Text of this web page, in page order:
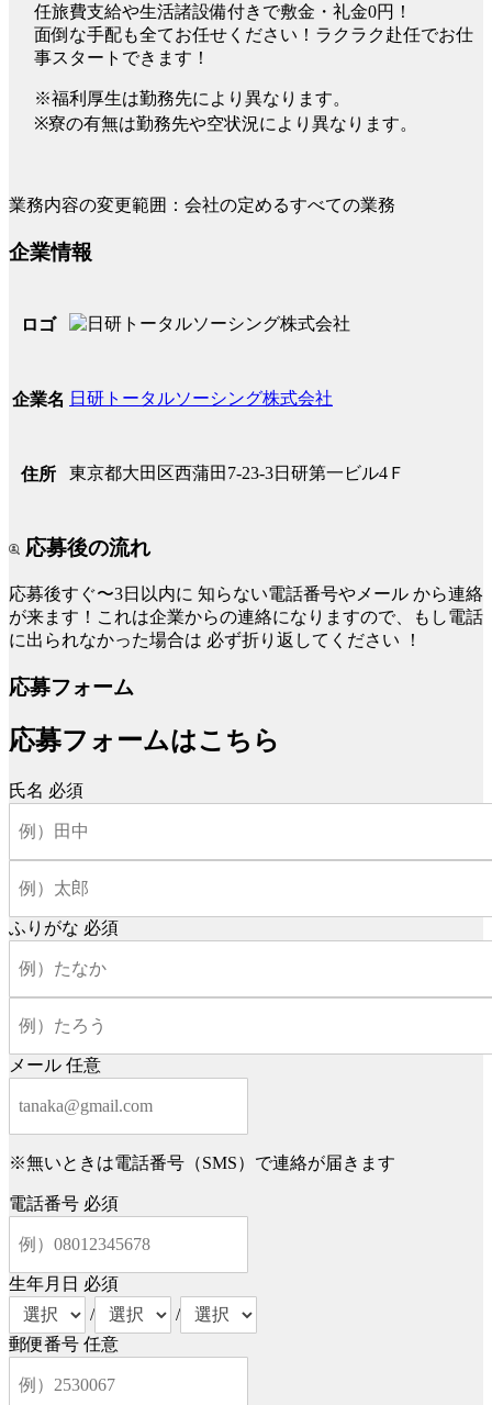
任旅費支給や生活諸設備付きで敷金・礼金0円！
面倒な手配も全てお任せください！ラクラク赴任でお仕
事スタートできます！
※福利厚生は勤務先により異なります。
※寮の有無は勤務先や空状況により異なります。
業務内容の変更範囲：会社の定めるすべての業務
企業情報
ロゴ
企業名 日研トータルソーシング株式会社
住所 東京都大田区西蒲田7-23-3日研第一ビル4Ｆ
応募後の流れ
応募後すぐ〜3日以内に 知らない電話番号やメール から連絡
が来ます！これは企業からの連絡になりますので、もし電話
に出られなかった場合は 必ず折り返してください ！
応募フォーム
応募フォームはこちら
氏名 必須
ふりがな 必須
メール 任意
※無いときは電話番号（SMS）で連絡が届きます
電話番号 必須
生年月日 必須
/
/
郵便番号 任意